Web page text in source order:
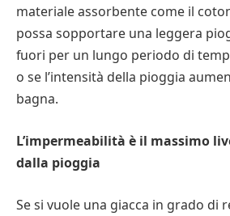
materiale assorbente come il
possa sopportare una leggera
fuori per un lungo periodo di
o se l’intensità della pioggia
bagna.
L’impermeabilità è il massimo
dalla pioggia
Se si vuole una giacca in grado di